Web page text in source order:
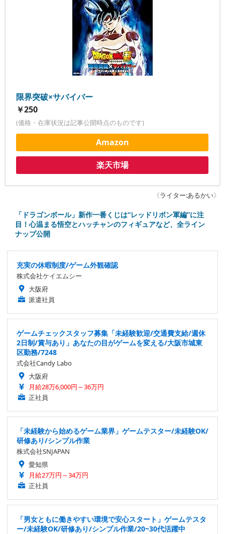
限界突破×サバイバー
￥250
(価格・在庫状況は記事公開時点のものです)
Amazon
楽天市場
《ライター:あるかい》
「ドラゴンボール」新作一番くじは“レッドリボン軍編”に注
目！心温まる悟空とハッチャンのフィギュアなど、全ライン
ナップ公開
充実の休暇制度/ゲーム外観確認
株式会社ケイエムシー
大阪府
派遣社員
ゲームチェックスタッフ募集「未経験歓迎/交通費支給/週休
2日制/賞与あり」あなたの目がゲームを変える/大阪市城東
区勤務/7248
式会社Candy Labo
大阪府
月給28万6,000円～36万円
正社員
「未経験から始めるゲーム業界」ゲームテスター/未経験OK/
研修あり/シンプル作業
株式会社SNJAPAN
愛知県
月給27万円～34万円
正社員
「男女ともに働きやすい環境で安心スタート」ゲームテスタ
ー/未経験OK/研修あり/シンプル作業/20~30代活躍中